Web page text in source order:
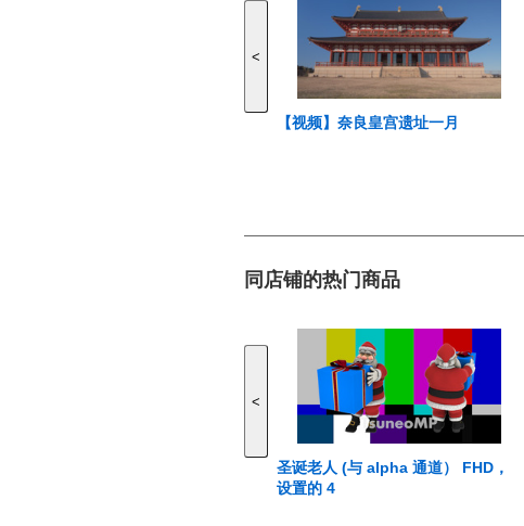
<
【视频】奈良皇宫遗址一月
同店铺的热门商品
<
圣诞老人 (与 alpha 通道） FHD，
设置的 4